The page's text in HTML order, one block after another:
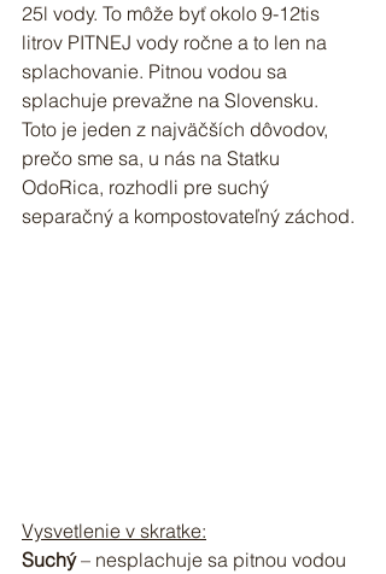
25l vody. To môže byť okolo 9-12tis
litrov PITNEJ vody ročne a to len na
splachovanie. Pitnou vodou sa
splachuje prevažne na Slovensku.
Toto je jeden z najväčších dôvodov,
prečo sme sa, u nás na Statku
OdoRica, rozhodli pre suchý
separačný a kompostovateľný záchod.
Vysvetlenie v skratke:
Suchý – nesplachuje sa pitnou vodou